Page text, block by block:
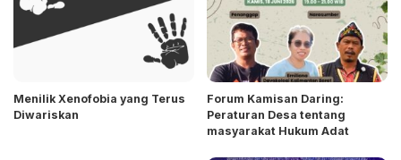
Menilik Xenofobia yang Terus
Diwariskan
Forum Kamisan Daring:
Peraturan Desa tentang
masyarakat Hukum Adat